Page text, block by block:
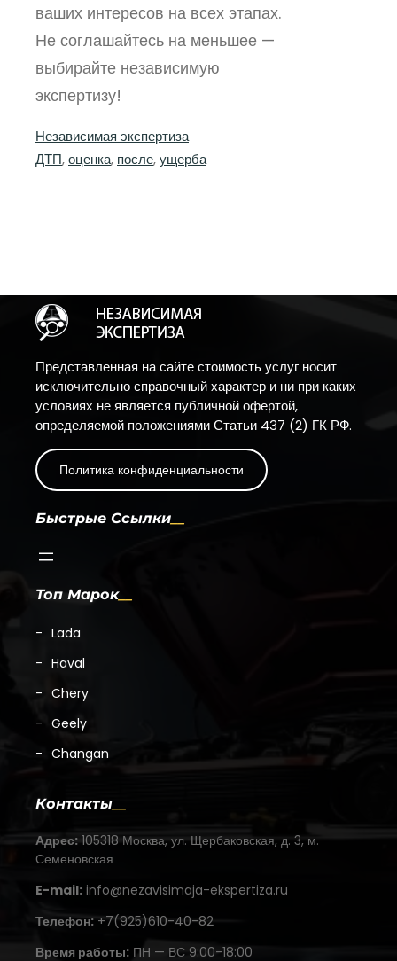
ваших интересов на всех этапах.
Не соглашайтесь на меньшее —
выбирайте независимую
экспертизу!
Независимая экспертиза
ДТП, оценка, после, ущерба
Представленная на сайте стоимость услуг носит
исключительно справочный характер и ни при каких
условиях не является публичной офертой,
определяемой положениями Статьи 437 (2) ГК РФ.
Политика конфиденциальности
Быстрые Ссылки
Топ Марок
Lada
Haval
Chery
Geely
Changan
Контакты
Адрес: 105318 Москва, ул. Щербаковская, д. 3, м.
Семеновская
E-mail: info@nezavisimaja-ekspertiza.ru
Телефон: +7(925)610-40-82
Время работы: ПН — ВС 9:00-18:00